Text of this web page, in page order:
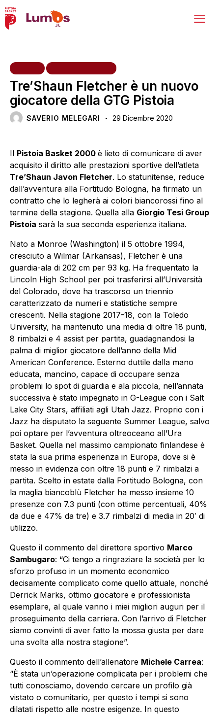
Tre’Shaun Fletcher è un nuovo
giocatore della GTG Pistoia
SAVERIO MELEGARI 29 Dicembre 2020
Il Pistoia Basket 2000 è lieto di comunicare di aver
acquisito il diritto alle prestazioni sportive dell’atleta
Tre’Shaun Javon Fletcher. Lo statunitense, reduce
dall’avventura alla Fortitudo Bologna, ha firmato un
contratto che lo legherà ai colori biancorossi fino al
termine della stagione. Quella alla Giorgio Tesi Group
Pistoia sarà la sua seconda esperienza italiana.
Nato a Monroe (Washington) il 5 ottobre 1994,
cresciuto a Wilmar (Arkansas), Fletcher è una
guardia-ala di 202 cm per 93 kg. Ha frequentato la
Lincoln High School per poi trasferirsi all’Università
del Colorado, dove ha trascorso un triennio
caratterizzato da numeri e statistiche sempre
crescenti. Nella stagione 2017-18, con la Toledo
University, ha mantenuto una media di oltre 18 punti,
8 rimbalzi e 4 assist per partita, guadagnandosi la
palma di miglior giocatore dell’anno della Mid
American Conference. Esterno duttile dalla mano
educata, mancino, capace di occupare senza
problemi lo spot di guardia e ala piccola, nell’annata
successiva è stato impegnato in G-League con i Salt
Lake City Stars, affiliati agli Utah Jazz. Proprio con i
Jazz ha disputato la seguente Summer League, salvo
poi optare per l’avventura oltreoceano all’Ura
Basket. Quella nel massimo campionato finlandese è
stata la sua prima esperienza in Europa, dove si è
messo in evidenza con oltre 18 punti e 7 rimbalzi a
partita. Scelto in estate dalla Fortitudo Bologna, con
la maglia biancoblù Fletcher ha messo insieme 10
presenze con 7.3 punti (con ottime percentuali, 40%
da due e 47% da tre) e 3.7 rimbalzi di media in 20′ di
utilizzo.
Questo il commento del direttore sportivo Marco
Sambugaro: “Ci tengo a ringraziare la società per lo
sforzo profuso in un momento economico
decisamente complicato come quello attuale, nonché
Derrick Marks, ottimo giocatore e professionista
esemplare, al quale vanno i miei migliori auguri per il
proseguimento della carriera. Con l’arrivo di Fletcher
siamo convinti di aver fatto la mossa giusta per dare
una svolta alla nostra stagione”.
Questo il commento dell’allenatore Michele Carrea:
“È stata un’operazione complicata per i problemi che
tutti conosciamo, dovendo cercare un profilo già
vistato o comunitario, per questo i tempi si sono
dilatati rispetto alle nostre esigenze. In questo